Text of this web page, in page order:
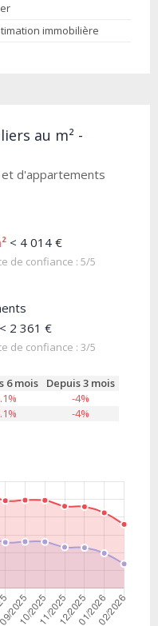
immobilière
au m² -
d'appartements
< 4 014 €
de confiance : 5/5
< 2 361 €
de confiance : 3/5
6 mois
Depuis 3 mois
-4%
-4%